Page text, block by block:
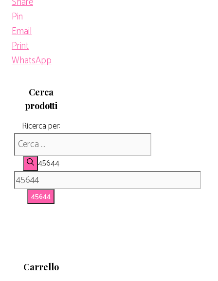
Pin
Email
Print
WhatsApp
Cerca
prodotti
Ricerca per:
45644
Carrello